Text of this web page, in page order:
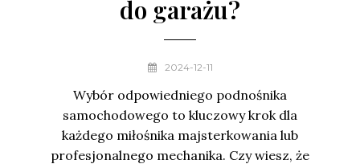
do garażu?
2024-12-11
Wybór odpowiedniego podnośnika
samochodowego to kluczowy krok dla
każdego miłośnika majsterkowania lub
profesjonalnego mechanika. Czy wiesz, że